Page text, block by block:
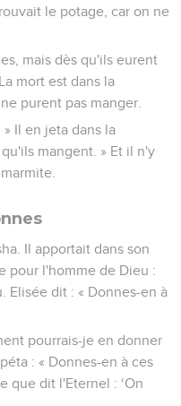
le potage, car on ne
mais dès qu'ils eurent
mort est dans la
purent pas manger.
Il en jeta dans la
mangent. » Et il n'y
Il apportait dans son
pour l'homme de Dieu :
Elisée dit : « Donnes-en à
pourrais-je en donner
: « Donnes-en à ces
que dit l'Eternel : ‘On